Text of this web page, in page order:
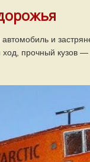
и
прочный кузов